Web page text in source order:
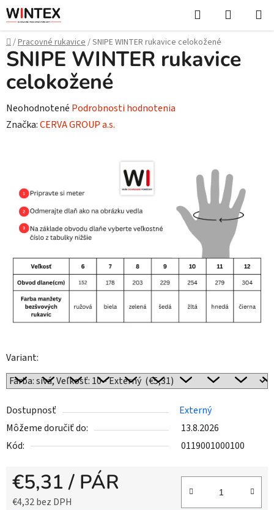
Prejsť
na
obsah
Hľadať
KOŠÍK
Domov
/Pracovné rukavice/SNIPE WINTER rukavice celokožené
Variant:
Dostupnosť
Externý
Môžeme doručiť do:
13.8.2026
Kód:
0119001000100
€5,31/ PÁR
€4,32 bez DPH
SNIPE WINTER rukavice
celokožené
Priemerné
hodnotenie
hviezdičiek.
Neohodnotené Podrobnosti hodnotenia
Značka:CERVA GROUP a.s.